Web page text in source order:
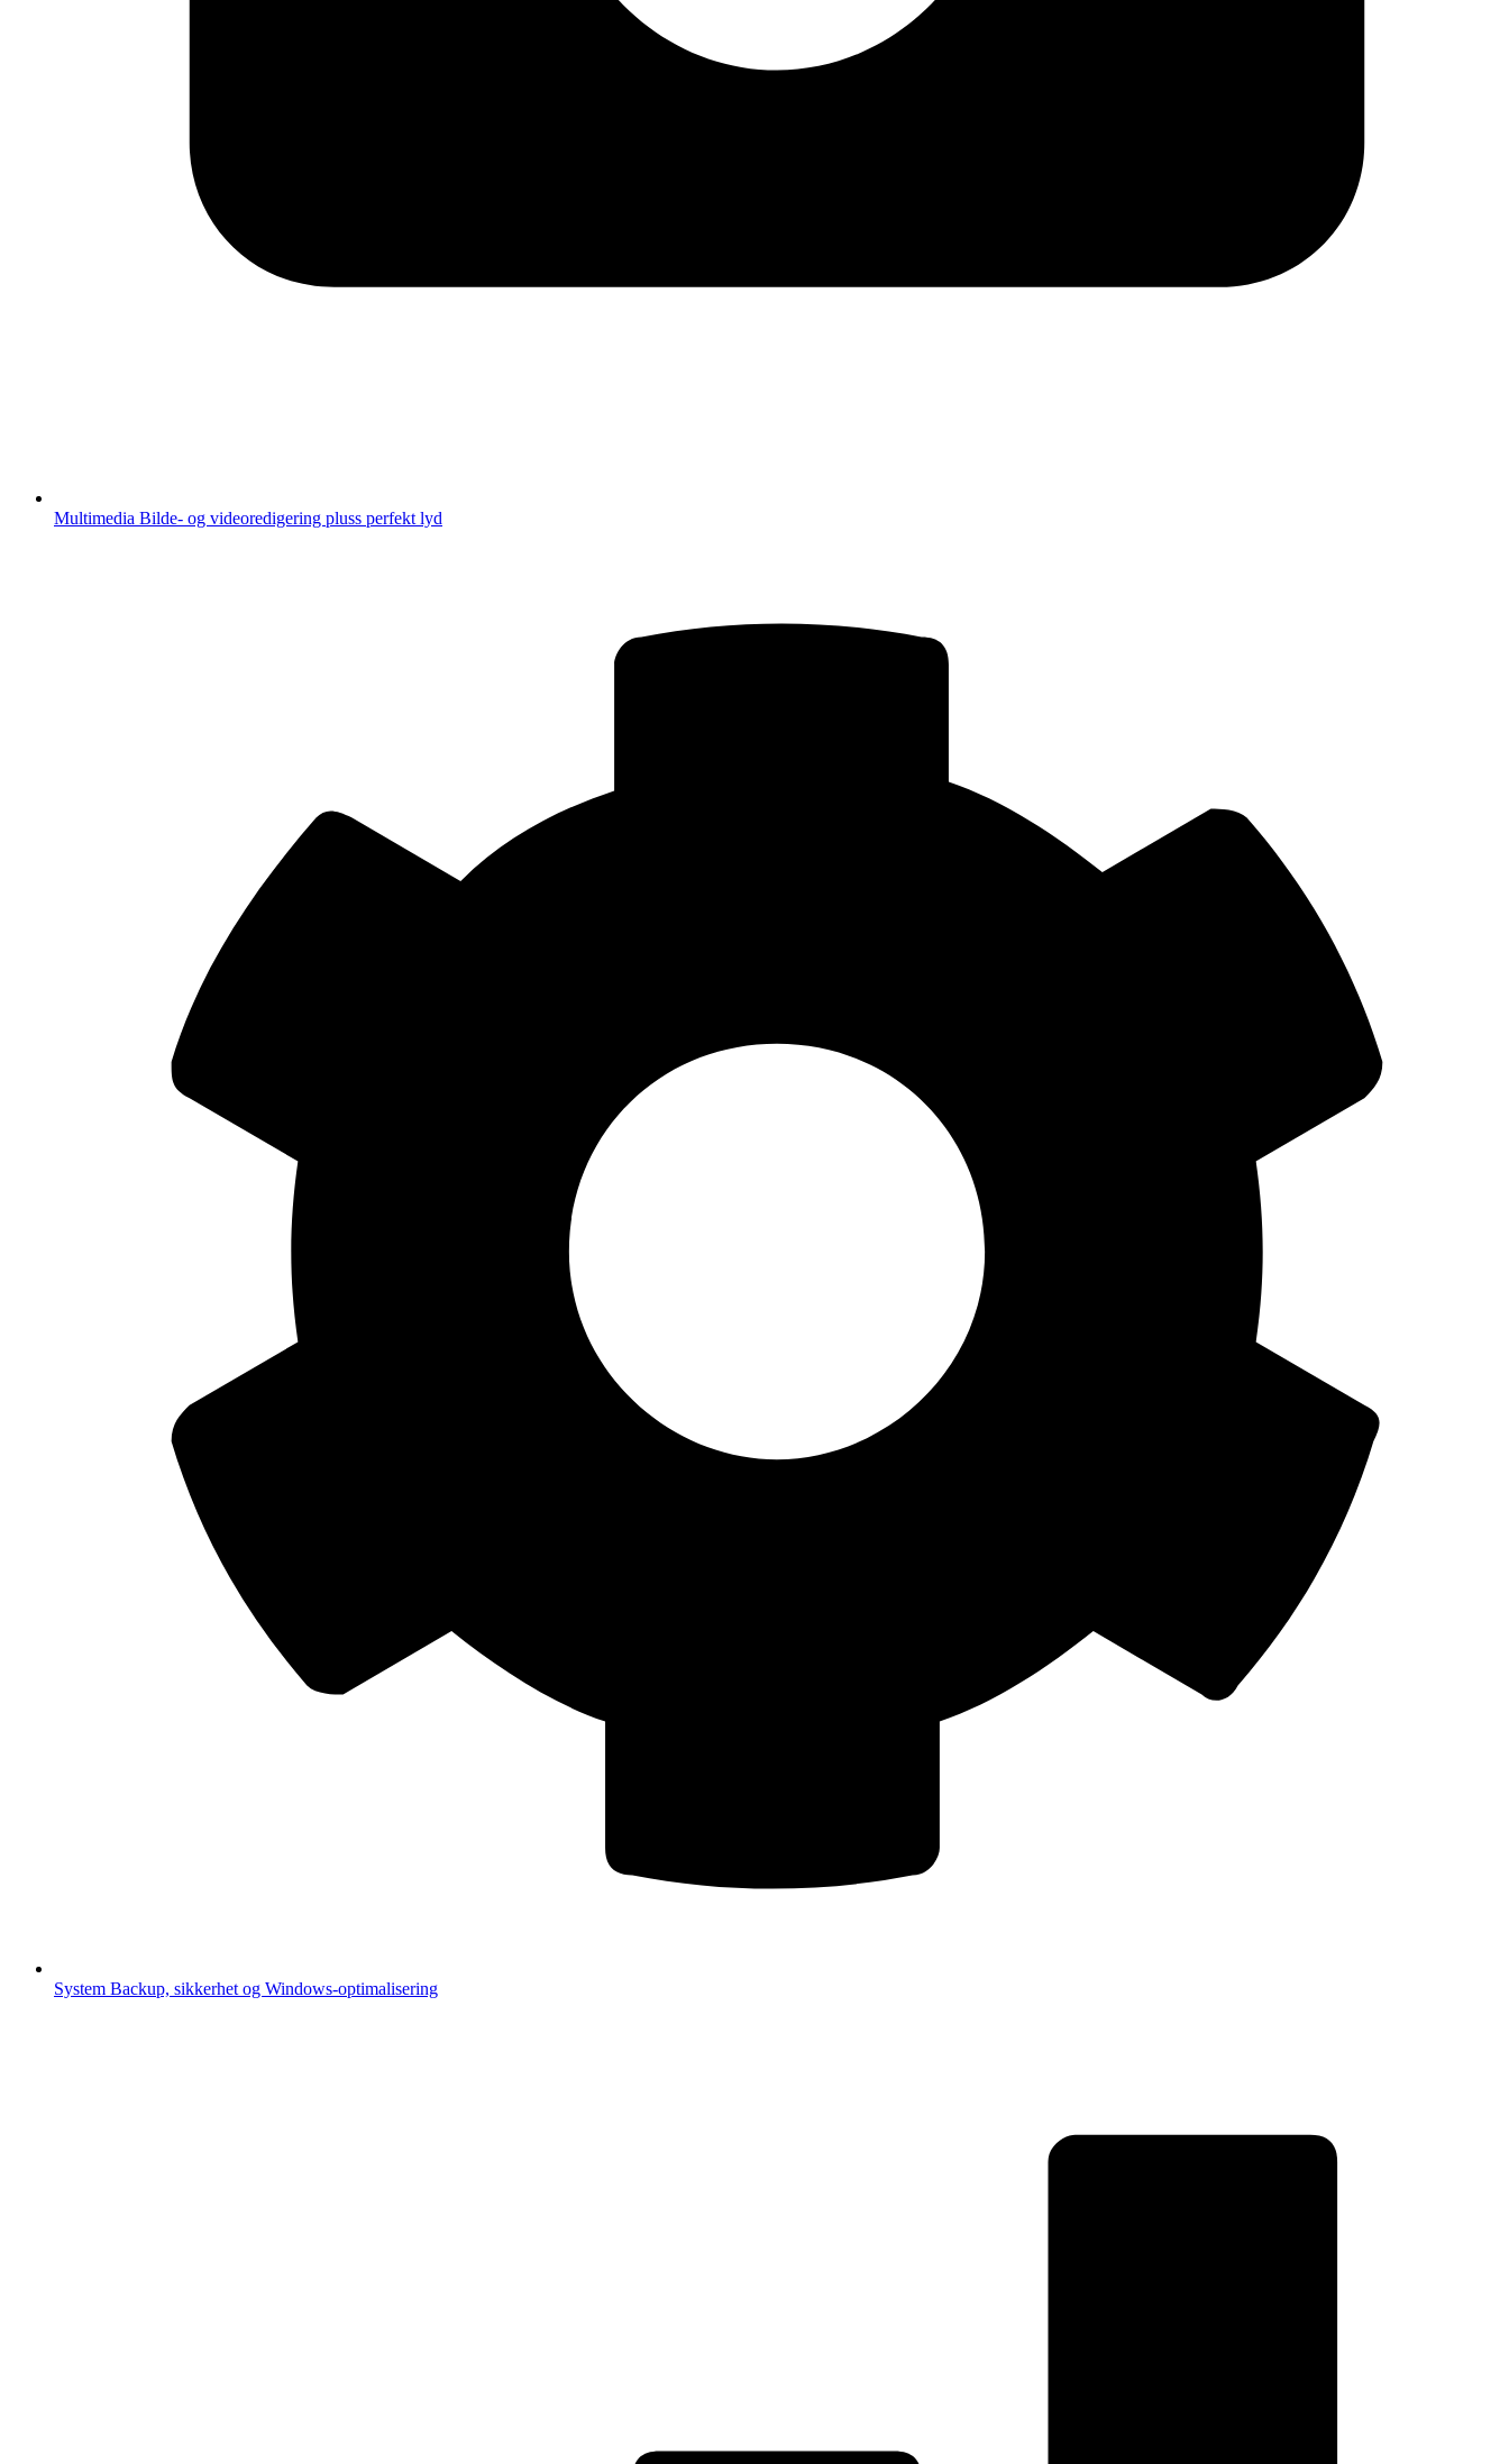
Multimedia Bilde- og videoredigering pluss perfekt lyd
System Backup, sikkerhet og Windows-optimalisering